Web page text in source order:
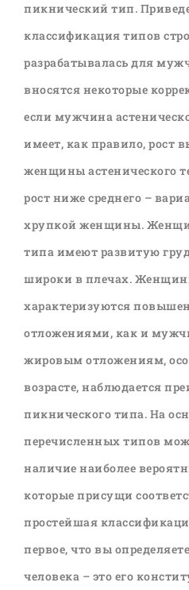
пикнический тип.
классификация типов
разрабатывалась для
вносятся некоторые
если мужчина
имеет, как правило, рост
женщины астенического
рост ниже среднего –
хрупкой женщины.
типа имеют развитую
широки в плечах.
характеризуются
отложениями, как и
жировым отложениям,
возрасте, наблюдается
пикнического типа. На
перечисленных типов
наличие наиболее
которые присущи
простейшая
первое, что вы
человека – это его